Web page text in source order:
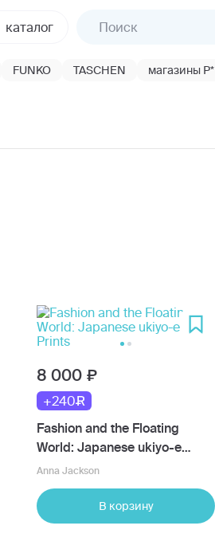
каталог
FUNKO TASCHEN магазины Р*
8 000
+240
Fashion and the Floating
World: Japanese ukiyo-e
Prints
Anna Jackson
В корзину